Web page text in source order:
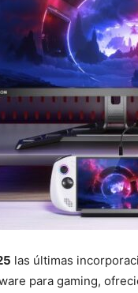
las últimas
para gaming,